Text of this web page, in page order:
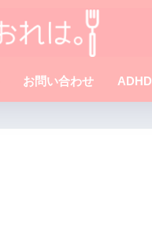
お問い合わせ ADHD